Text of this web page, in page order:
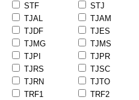
STF STJ
TJAL
TJAM
TJDF
TJES
TJMG
TJMS
TJPI
TJPR
TJRS
TJSC
TJRN
TJTO
TRF1
TRF2